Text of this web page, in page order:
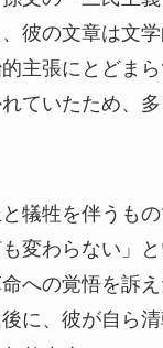
彼の文章は文
主張にとどま
ていたため、
犠牲を伴うも
変わらない」
への覚悟を訴
に、彼が自ら